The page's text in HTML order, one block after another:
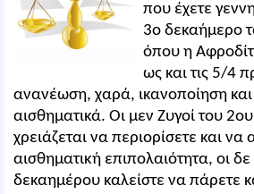
που έχετε
3ο δεκαήμερο
όπου η
ως και τις 5/4
ανανέωση, χαρά, ικανοποίηση
αισθηματικά. Οι μεν Ζυγοί του
χρειάζεται να περιορίσετε και να
αισθηματική επιπολαιότητα, οι
δεκαημέρου καλείστε να πάρετε